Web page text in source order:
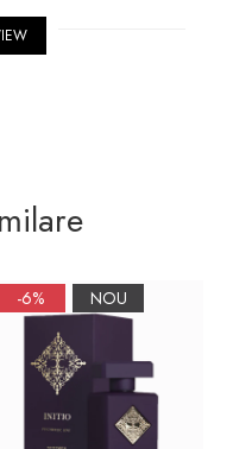
-6% NOU